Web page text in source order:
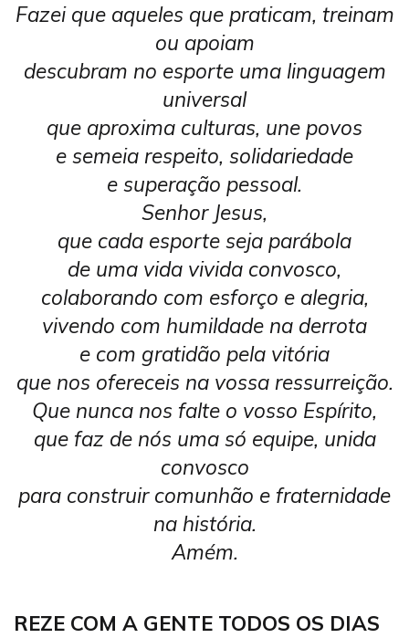
Fazei que aqueles que praticam, treinam
ou apoiam
descubram no esporte uma linguagem
universal
que aproxima culturas, une povos
e semeia respeito, solidariedade
e superação pessoal.
Senhor Jesus,
que cada esporte seja parábola
de uma vida vivida convosco,
colaborando com esforço e alegria,
vivendo com humildade na derrota
e com gratidão pela vitória
que nos ofereceis na vossa ressurreição.
Que nunca nos falte o vosso Espírito,
que faz de nós uma só equipe, unida
convosco
para construir comunhão e fraternidade
na história.
Amém.
REZE COM A GENTE TODOS OS DIAS